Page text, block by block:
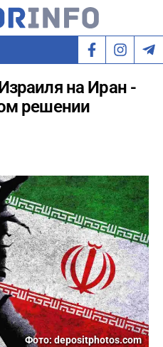
на Иран -
решении
Фото: depositphotos.com